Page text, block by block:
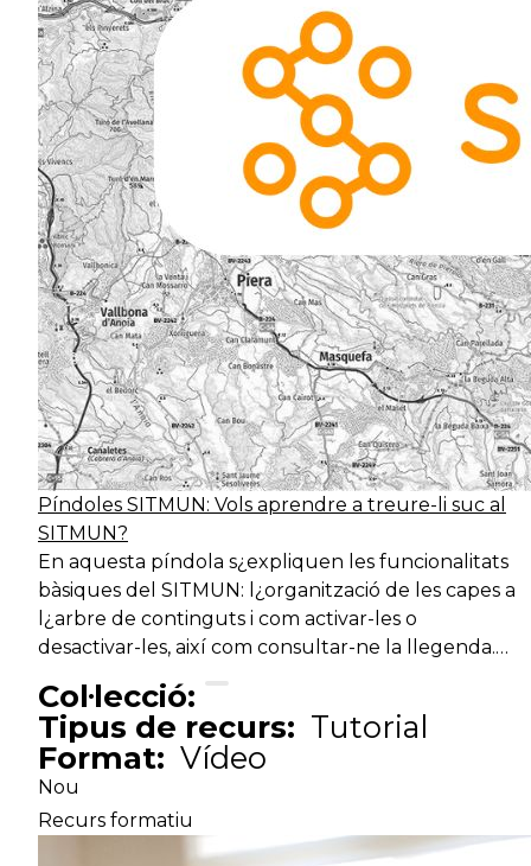
Píndoles SITMUN: Vols aprendre a treure-li suc al
SITMUN?
En aquesta píndola s¿expliquen les funcionalitats
bàsiques del SITMUN: l¿organització de les capes a
l¿arbre de continguts i com activar-les o
desactivar-les, així com consultar-ne la llegenda.…
Col·lecció:
Tipus de recurs: Tutorial
Format: Vídeo
Nou
Recurs formatiu